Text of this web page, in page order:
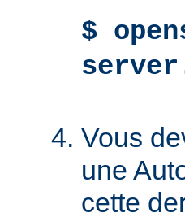
$
Vous
une
cette